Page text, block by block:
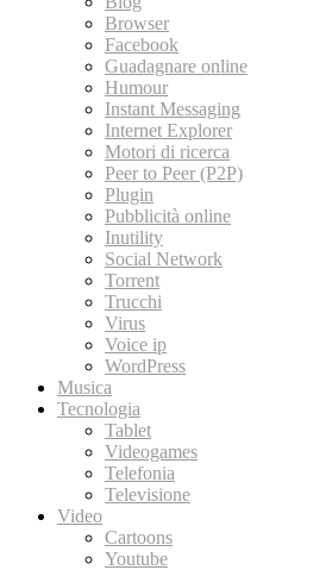
Browser
Facebook
Guadagnare online
Humour
Instant Messaging
Internet Explorer
Motori di ricerca
Peer to Peer (P2P)
Plugin
Pubblicità online
Inutility
Social Network
Torrent
Trucchi
Virus
Voice ip
WordPress
Musica
Tecnologia
Tablet
Videogames
Telefonia
Televisione
Video
Cartoons
Youtube